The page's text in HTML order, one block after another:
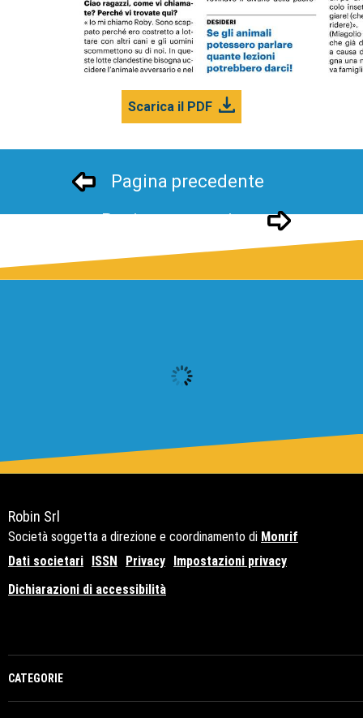
Scarica il PDF
Pagina precedente
Pagina successivo
Robin Srl
Società soggetta a direzione e coordinamento di Monrif
Dati societari ISSN Privacy Impostazioni privacy
Dichiarazioni di accessibilità
CATEGORIE